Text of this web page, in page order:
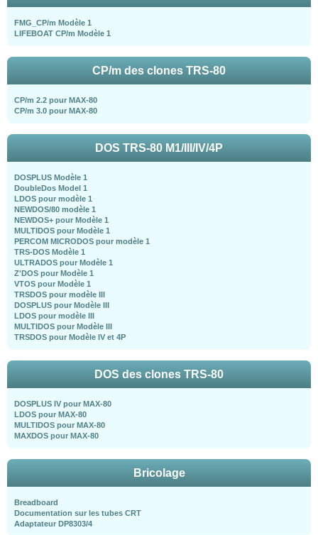
FMG_CP/m Modèle 1
LIFEBOAT CP/m Modèle 1
CP/m des clones TRS-80
CP/m 2.2 pour MAX-80
CP/m 3.0 pour MAX-80
DOS TRS-80 M1/III/IV/4P
DOSPLUS Modèle 1
DoubleDos Model 1
LDOS pour modèle 1
NEWDOS/80 modèle 1
NEWDOS+ pour Modèle 1
MULTIDOS pour Modèle 1
PERCOM MICRODOS pour modèle 1
TRS-DOS Modèle 1
ULTRADOS pour Modèle 1
Z'DOS pour Modèle 1
VTOS pour Modèle 1
TRSDOS pour modèle III
DOSPLUS pour Modèle III
LDOS pour modèle III
MULTIDOS pour Modèle III
TRSDOS pour Modèle IV et 4P
DOS des clones TRS-80
DOSPLUS IV pour MAX-80
LDOS pour MAX-80
MULTIDOS pour MAX-80
MAXDOS pour MAX-80
Bricolage
Breadboard
Documentation sur les tubes CRT
Adaptateur DP8303/4